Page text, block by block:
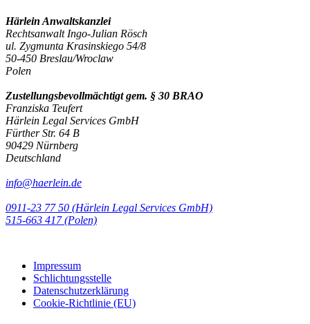
Härlein Anwaltskanzlei
Rechtsanwalt Ingo-Julian Rösch
ul. Zygmunta Krasinskiego 54/8
50-450 Breslau/Wroclaw
Polen
Zustellungsbevollmächtigt gem. § 30 BRAO
Franziska Teufert
Härlein Legal Services GmbH
Fürther Str. 64 B
90429 Nürnberg
Deutschland
info@haerlein.de
0911-23 77 50 (Härlein Legal Services GmbH)
‭515-663 417 (Polen)‬‬‬
Impressum
Schlichtungsstelle
Datenschutzerklärung
Cookie-Richtlinie (EU)